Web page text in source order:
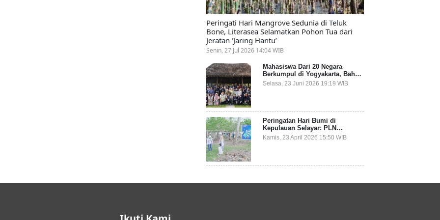
Peringati Hari Mangrove Sedunia di Teluk
Bone, Literasea Selamatkan Pohon Tua dari
Jeratan ‘Jaring Hantu’
Senin, 27 Jul 2026 14:04 WIB
Mahasiswa Dari 20 Negara
Berkumpul di Yogyakarta, Bahas
Mitigasi Ancaman Kesehatan
Global
Selasa, 23 Juni 2026 19:19 WIB
Peringatan Hari Bumi di
Kepulauan Selayar: PLN
Indonesia Power Gandeng
Pemda dan Komunitas, Giatkan
Kamis, 23 April 2026 15:50 WIB